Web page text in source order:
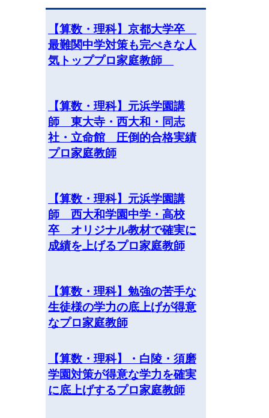
【算数・理科】京都大学卒
最難関中学対策も完ぺきな人
気トッププロ家庭教師
【算数・理科】元浜学園講
師 東大寺・西大和・同志
社・立命館 圧倒的合格実績
プロ家庭教師
【算数・理科】元浜学園講
師 西大和学園中学・高校
卒 オリジナル教材で確実に
成績を上げるプロ家庭教師
【算数・理科】勉強の苦手な
生徒様の学力の底上げが得意
なプロ家庭教師
【算数・理科】・白陵・須磨
学園対策が得意な学力を確実
に底上げするプロ家庭教師